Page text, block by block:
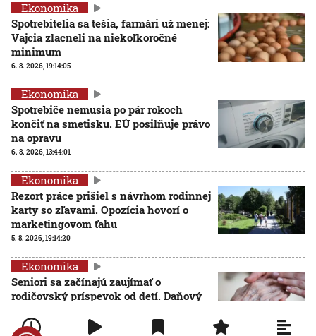
Ekonomika
Spotrebitelia sa tešia, farmári už menej:
Vajcia zlacneli na niekoľkoročné
minimum
6. 8. 2026, 19:14:05
Ekonomika
Spotrebiče nemusia po pár rokoch
končiť na smetisku. EÚ posilňuje právo
na opravu
6. 8. 2026, 13:44:01
Ekonomika
Rezort práce prišiel s návrhom rodinnej
karty so zľavami. Opozícia hovorí o
marketingovom ťahu
5. 8. 2026, 19:14:20
Ekonomika
Seniori sa začínajú zaujímať o
rodičovský príspevok od detí. Daňový
informácie nedajú